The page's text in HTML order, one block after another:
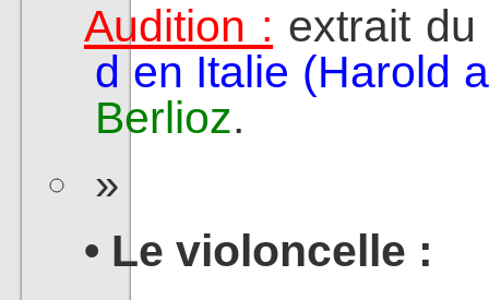
Audition : extrait
d en Italie (Harold
Berlioz.
• Le violoncelle :